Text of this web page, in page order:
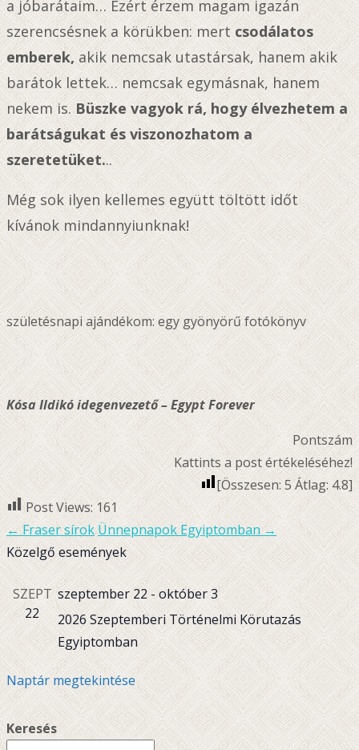
a jóbarátaim… Ezért érzem magam igazán
szerencsésnek a körükben: mert csodálatos
emberek,akik nemcsak utastársak, hanem akik
barátok lettek… nemcsak egymásnak, hanem
nekem is. Büszke vagyok rá, hogy élvezhetem a
barátságukat és viszonozhatom a
szeretetüket...
Még sok ilyen kellemes együtt töltött időt
kívánok mindannyiunknak!
születésnapi ajándékom: egy gyönyörű fotókönyv
Kósa Ildikó idegenvezető – Egypt Forever
Pontszám
Kattints a post értékeléséhez!
[Összesen:5Átlag:4.8]
Post Views: 161
Bejegyzésnavigáció
←Fraser sírokÜnnepnapok Egyiptomban→
Közelgő események
SZEPT
22
szeptember 22- október 3
2026 Szeptemberi Történelmi Körutazás
Egyiptomban
Naptár megtekintése
Keresés